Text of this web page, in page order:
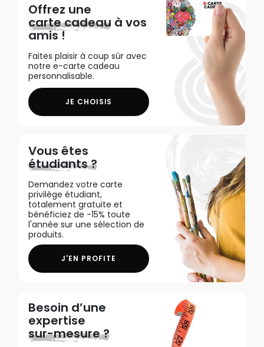
Offrez une
carte cadeau à vos
amis !
Faites plaisir à coup sûr avec
notre e-carte cadeau
personnalisable.
JE CHOISIS
Vous êtes
étudiants ?
Demandez votre carte
privilège étudiant,
totalement gratuite et
bénéficiez de -15% toute
l'année sur une sélection de
produits.
J'EN PROFITE
Besoin d’une
expertise
sur-mesure ?